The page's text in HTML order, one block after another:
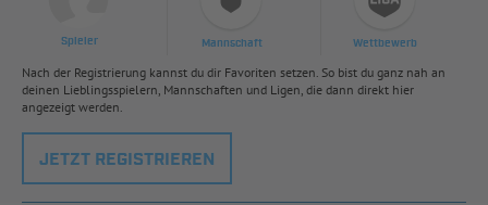
Spieler Mannschaft Wettbewerb
Nach der Registrierung kannst du dir Favoriten setzen. So bist du ganz nah an
deinen Lieblingsspielern, Mannschaften und Ligen, die dann direkt hier
angezeigt werden.
JETZT REGISTRIEREN